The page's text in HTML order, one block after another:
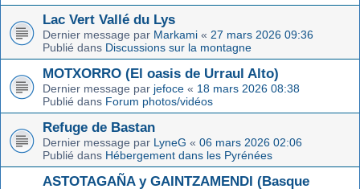
Lac Vert Vallé du Lys
Dernier message par Markami « 27 mars 2026 09:36
Publié dans Discussions sur la montagne
MOTXORRO (El oasis de Urraul Alto)
Dernier message par jefoce « 18 mars 2026 08:38
Publié dans Forum photos/vidéos
Refuge de Bastan
Dernier message par LyneG « 06 mars 2026 02:06
Publié dans Hébergement dans les Pyrénées
ASTOTAGAÑA y GAINTZAMENDI (Basque